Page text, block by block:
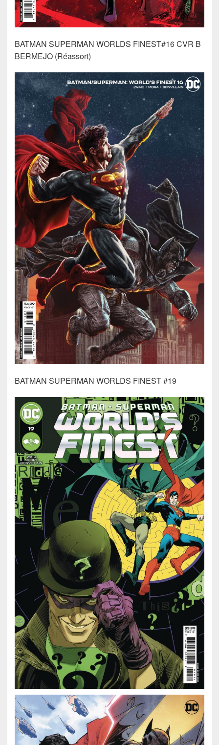
BATMAN SUPERMAN WORLDS FINEST#16 CVR B
BERMEJO (Réassort)
BATMAN SUPERMAN WORLDS FINEST #19